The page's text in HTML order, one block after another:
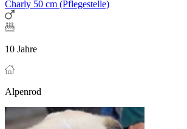
Charly 50 cm (Pflegestelle)
10 Jahre
Alpenrod